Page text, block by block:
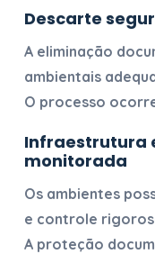
Descarte
A eliminação
ambientais
O processo
Infraestrutura
monitorada
Os ambientes
e controle
A proteção